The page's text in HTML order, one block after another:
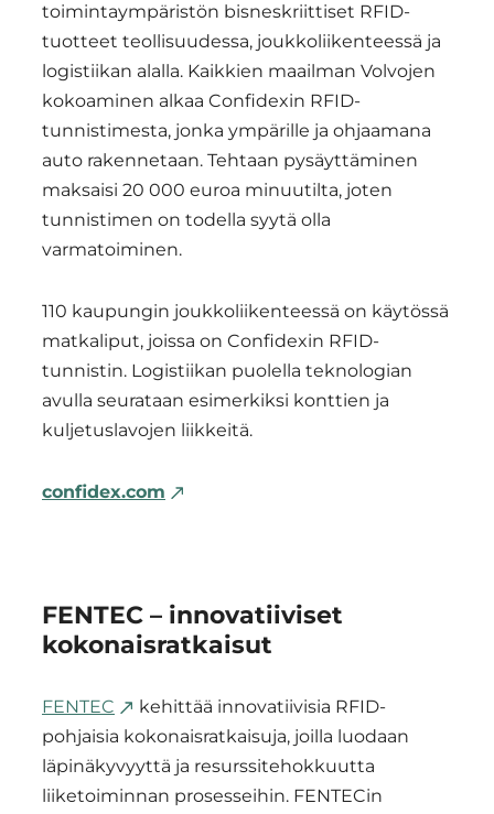
toimintaympäristön bisneskriittiset RFID-
tuotteet teollisuudessa, joukkoliikenteessä ja
logistiikan alalla. Kaikkien maailman Volvojen
kokoaminen alkaa Confidexin RFID-
tunnistimesta, jonka ympärille ja ohjaamana
auto rakennetaan. Tehtaan pysäyttäminen
maksaisi 20 000 euroa minuutilta, joten
tunnistimen on todella syytä olla
varmatoiminen.
110 kaupungin joukkoliikenteessä on käytössä
matkaliput, joissa on Confidexin RFID-
tunnistin. Logistiikan puolella teknologian
avulla seurataan esimerkiksi konttien ja
kuljetuslavojen liikkeitä.
confidex.com
FENTEC – innovatiiviset
kokonaisratkaisut
FENTEC
kehittää innovatiivisia RFID-
pohjaisia kokonaisratkaisuja, joilla luodaan
läpinäkyvyyttä ja resurssitehokkuutta
liiketoiminnan prosesseihin. FENTECin